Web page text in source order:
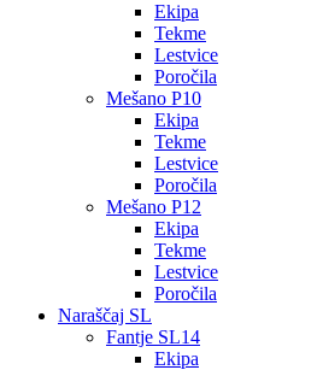
Ekipa
Tekme
Lestvice
Poročila
Mešano P10
Ekipa
Tekme
Lestvice
Poročila
Mešano P12
Ekipa
Tekme
Lestvice
Poročila
Naraščaj SL
Fantje SL14
Ekipa